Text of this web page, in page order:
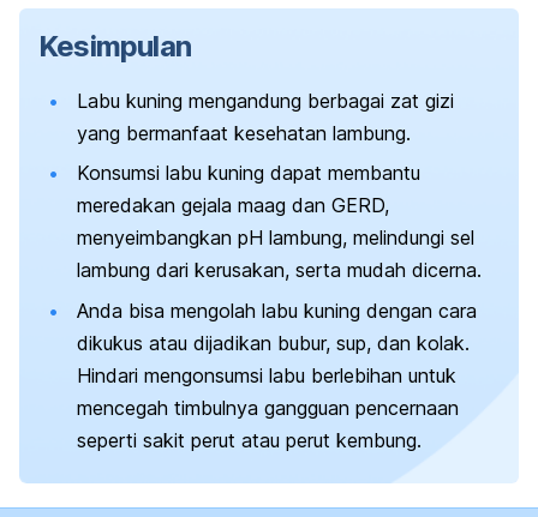
Kesimpulan
Labu kuning mengandung berbagai zat gizi
yang bermanfaat kesehatan lambung.
Konsumsi labu kuning dapat membantu
meredakan gejala maag dan GERD,
menyeimbangkan pH lambung, melindungi sel
lambung dari kerusakan, serta mudah dicerna.
Anda bisa mengolah labu kuning dengan cara
dikukus atau dijadikan bubur, sup, dan kolak.
Hindari mengonsumsi labu berlebihan untuk
mencegah timbulnya gangguan pencernaan
seperti sakit perut atau perut kembung.